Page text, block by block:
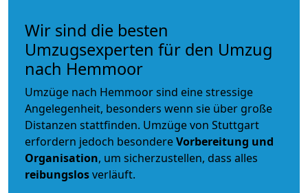
Wir sind die besten
Umzugsexperten für den Umzug
nach Hemmoor
Umzüge nach Hemmoor sind eine stressige
Angelegenheit, besonders wenn sie über große
Distanzen stattfinden. Umzüge von Stuttgart
erfordern jedoch besondereVorbereitung und
Organisation, um sicherzustellen, dass alles
reibungslosverläuft.